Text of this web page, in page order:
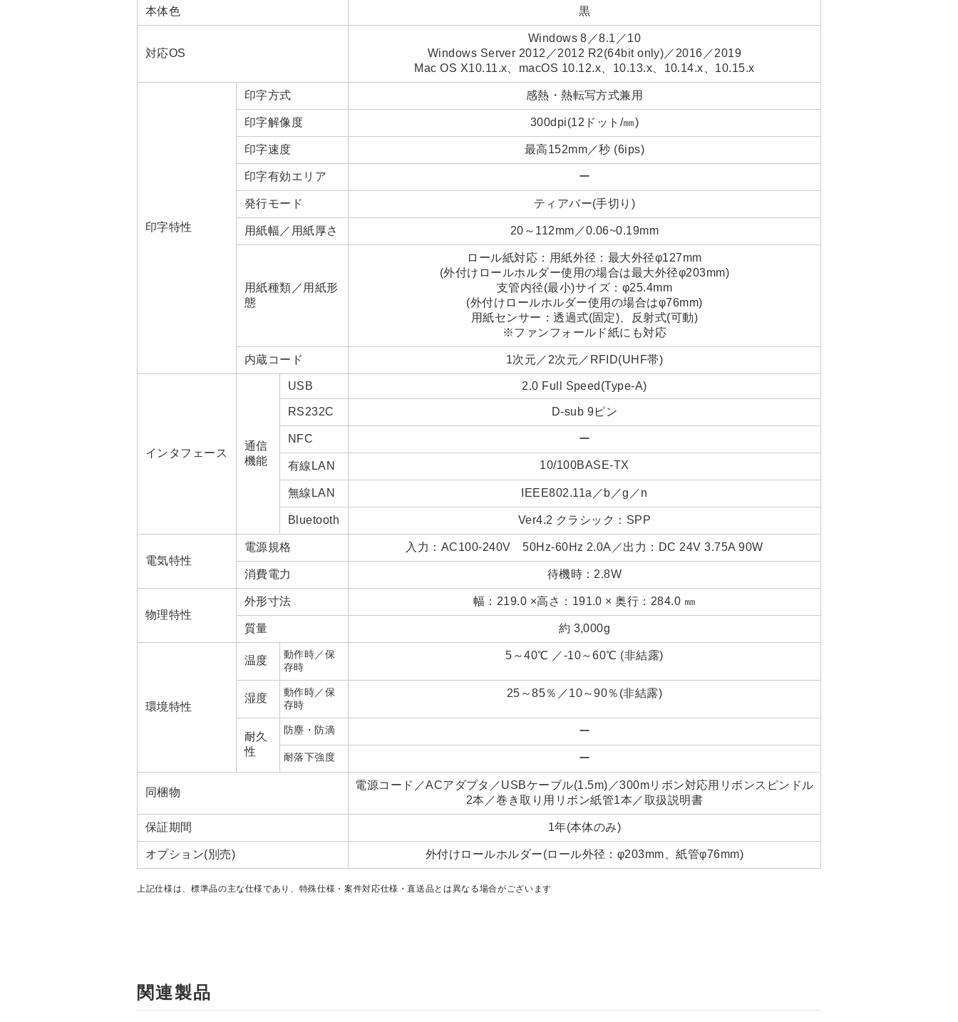
本体色 黒
対応OS
Windows 8／8.1／10
Windows Server 2012／2012 R2(64bit only)／2016／2019
Mac OS X10.11.x、macOS 10.12.x、10.13.x、10.14.x、10.15.x
印字特性
印字方式 感熱・熱転写方式兼用
印字解像度 300dpi(12ドット/㎜)
印字速度 最高152mm／秒 (6ips)
印字有効エリア ー
発行モード ティアバー(手切り)
用紙幅／用紙厚さ 20～112mm／0.06~0.19mm
用紙種類／用紙形
態
ロール紙対応：用紙外径：最大外径φ127mm
(外付けロールホルダー使用の場合は最大外径φ203mm)
支管内径(最小)サイズ：φ25.4mm
(外付けロールホルダー使用の場合はφ76mm)
用紙センサー：透過式(固定)、反射式(可動)
※ファンフォールド紙にも対応
内蔵コード 1次元／2次元／RFID(UHF帯)
インタフェース
通信
機能
USB 2.0 Full Speed(Type-A)
RS232C D-sub 9ピン
NFC ー
有線LAN 10/100BASE-TX
無線LAN IEEE802.11a／b／g／n
Bluetooth Ver4.2 クラシック：SPP
電気特性
電源規格 入力：AC100-240V 50Hz-60Hz 2.0A／出力：DC 24V 3.75A 90W
消費電力 待機時：2.8W
物理特性
外形寸法 幅：219.0 ×高さ：191.0 × 奥行：284.0 ㎜
質量 約 3,000g
環境特性
温度
動作時／保
存時
5～40℃ ／-10～60℃ (非結露)
湿度
動作時／保
存時
25～85％／10～90％(非結露)
耐久
性
防塵・防滴 ー
耐落下強度 ー
同梱物
電源コード／ACアダプタ／USBケーブル(1.5m)／300mリボン対応用リボンスピンドル
2本／巻き取り用リボン紙管1本／取扱説明書
保証期間 1年(本体のみ)
オプション(別売) 外付けロールホルダー(ロール外径：φ203mm、紙管φ76mm)
上記仕様は、標準品の主な仕様であり、特殊仕様・案件対応仕様・直送品とは異なる場合がございます
関連製品